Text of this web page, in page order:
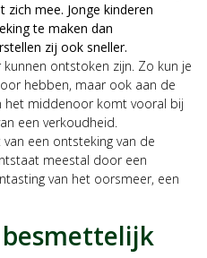
mee. Jonge kinderen
te maken dan
zij ook sneller.
ontstoken zijn. Zo kun je
hebben, maar ook aan de
het middenoor komt vooral bij
een verkoudheid.
een ontsteking van de
meestal door een
van het oorsmeer, een